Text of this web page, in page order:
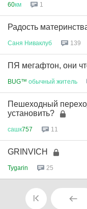
60км 1
Радость
Саня Ниваклуб 139
ПЯ мегафтон, они
BUG™ обычный житель
Пешеходный
установить?
сашк757 11
GRINVICH
Tygarin 25